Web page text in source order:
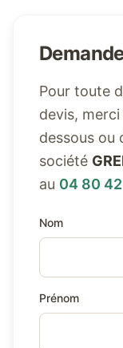
Pour toute
devis,
dessous ou
société
au 04 80
Nom
Prénom